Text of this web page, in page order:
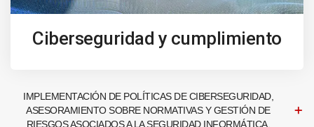
Ciberseguridad y cumplimiento
IMPLEMENTACIÓN DE POLÍTICAS DE CIBERSEGURIDAD,
ASESORAMIENTO SOBRE NORMATIVAS Y GESTIÓN DE
RIESGOS ASOCIADOS A LA SEGURIDAD INFORMÁTICA.